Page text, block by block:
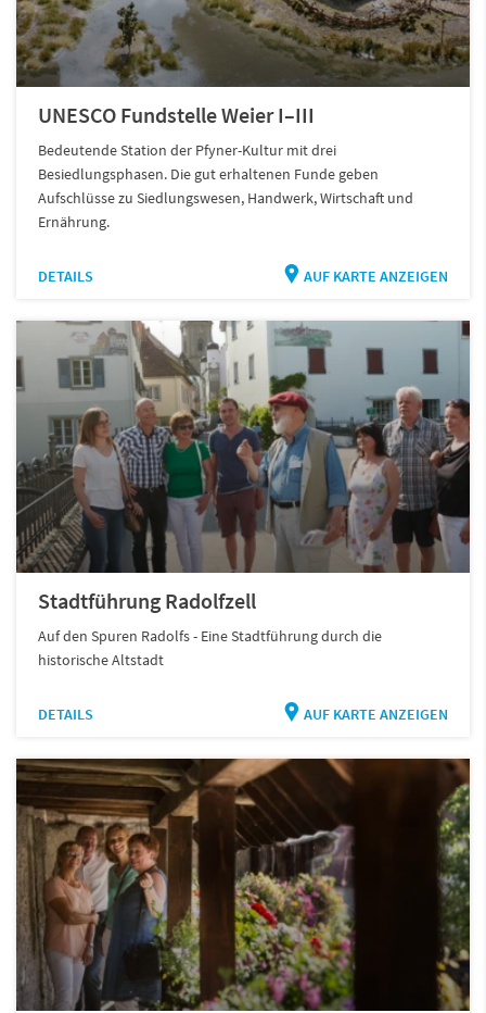
UNESCO Fundstelle Weier I–III
Bedeutende Station der Pfyner-Kultur mit drei
Besiedlungsphasen. Die gut erhaltenen Funde geben
Aufschlüsse zu Siedlungswesen, Handwerk, Wirtschaft und
Ernährung.
DETAILS AUF KARTE ANZEIGEN
Stadtführung Radolfzell
Auf den Spuren Radolfs - Eine Stadtführung durch die
historische Altstadt
DETAILS AUF KARTE ANZEIGEN